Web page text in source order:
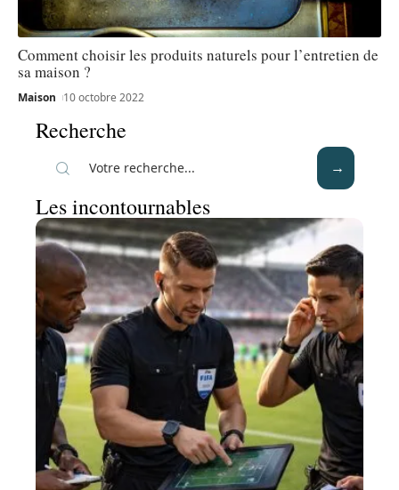
Comment choisir les produits naturels pour l’entretien de
sa maison ?
Maison 10 octobre 2022
Recherche
Les incontournables